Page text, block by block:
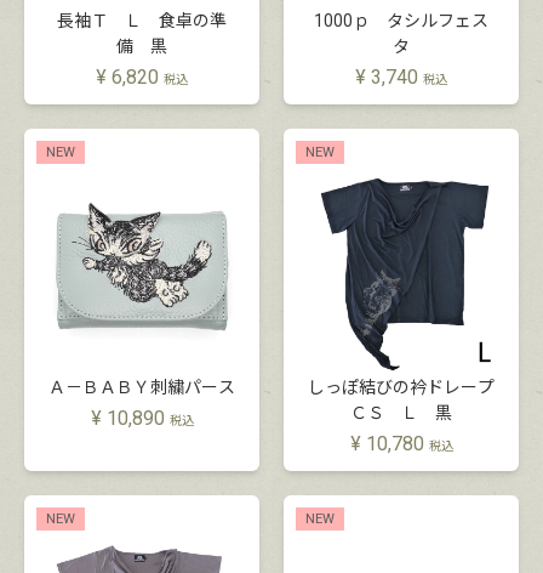
長袖Ｔ Ｌ 食卓の準
備 黒
¥ 6,820 税込
1000ｐ タシルフェス
タ
¥ 3,740 税込
NEW
Ａ－ＢＡＢＹ刺繍パース
¥ 10,890 税込
NEW
しっぽ結びの衿ドレープ
ＣＳ Ｌ 黒
¥ 10,780 税込
NEW NEW